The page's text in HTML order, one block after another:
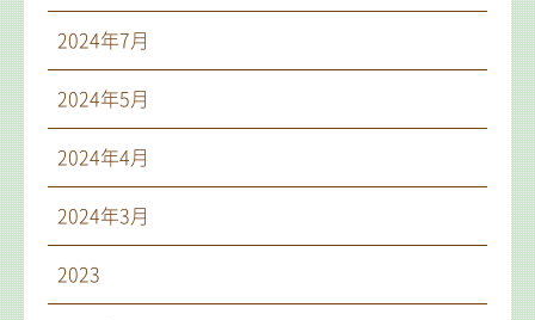
2024年7月
2024年5月
2024年4月
2024年3月
2023